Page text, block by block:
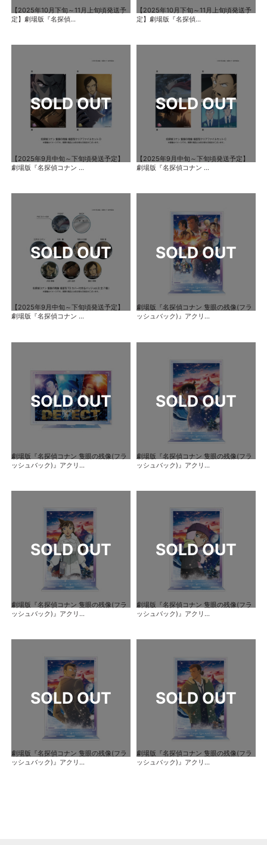
【2025年10月下旬～11月上旬頃発送予
定】劇場版『名探偵...
【2025年10月下旬～11月上旬頃発送予
定】劇場版『名探偵...
【2025年9月中旬～下旬頃発送予定】
劇場版『名探偵コナン ...
【2025年9月中旬～下旬頃発送予定】
劇場版『名探偵コナン ...
【2025年9月中旬～下旬頃発送予定】
劇場版『名探偵コナン ...
劇場版『名探偵コナン 隻眼の残像(フラ
ッシュバック)』アクリ...
劇場版『名探偵コナン 隻眼の残像(フラ
ッシュバック)』アクリ...
劇場版『名探偵コナン 隻眼の残像(フラ
ッシュバック)』アクリ...
劇場版『名探偵コナン 隻眼の残像(フラ
ッシュバック)』アクリ...
劇場版『名探偵コナン 隻眼の残像(フラ
ッシュバック)』アクリ...
劇場版『名探偵コナン 隻眼の残像(フラ
ッシュバック)』アクリ...
劇場版『名探偵コナン 隻眼の残像(フラ
ッシュバック)』アクリ...